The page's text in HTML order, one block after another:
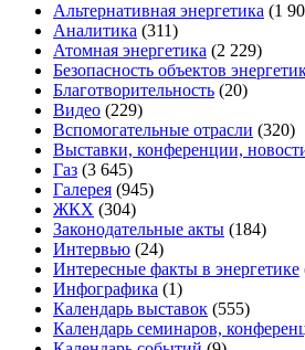
Альтернативная энергетика (1
Аналитика (311)
Атомная энергетика (2 229)
Безопасность объектов
Благотворительность (20)
Видео (229)
Вспомогательные отрасли (320)
Выставки, конференции,
Газ (3 645)
Галерея (945)
ЖКХ (304)
Законодательные акты (184)
Интервью (24)
Интересные факты в энергетике
Инфографика (1)
Календарь выставок (555)
Календарь семинаров,